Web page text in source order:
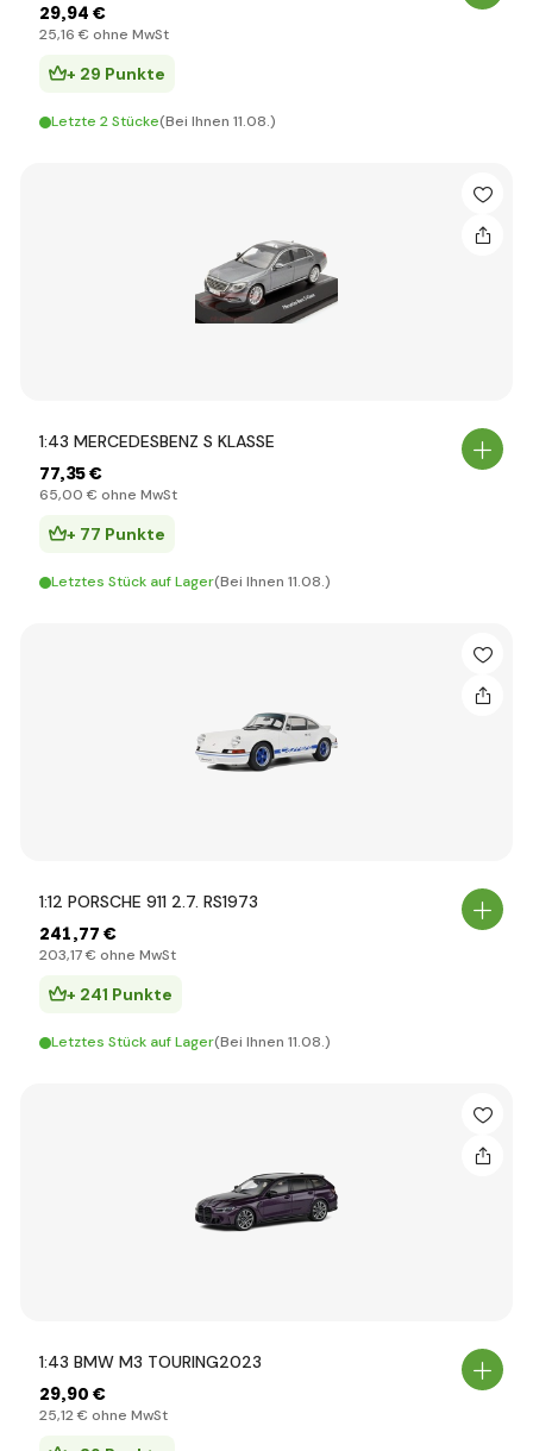
29,94 €
25,16 € ohne MwSt
+ 29 Punkte
Letzte 2 Stücke(Bei Ihnen 11.08.)
1:43 MERCEDESBENZ S KLASSE
77,35 €
65,00 € ohne MwSt
+ 77 Punkte
Letztes Stück auf Lager(Bei Ihnen 11.08.)
1:12 PORSCHE 911 2.7. RS1973
241,77 €
203,17 € ohne MwSt
+ 241 Punkte
Letztes Stück auf Lager(Bei Ihnen 11.08.)
1:43 BMW M3 TOURING2023
29,90 €
25,12 € ohne MwSt